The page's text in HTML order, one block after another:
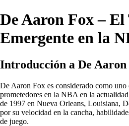
De Aaron Fox – El
Emergente en la
Introducción a De Aaron
De Aaron Fox es considerado como uno
prometedores en la NBA en la
de 1997 en Nueva Orleans, Louisiana,
por su velocidad en la cancha,
de juego.